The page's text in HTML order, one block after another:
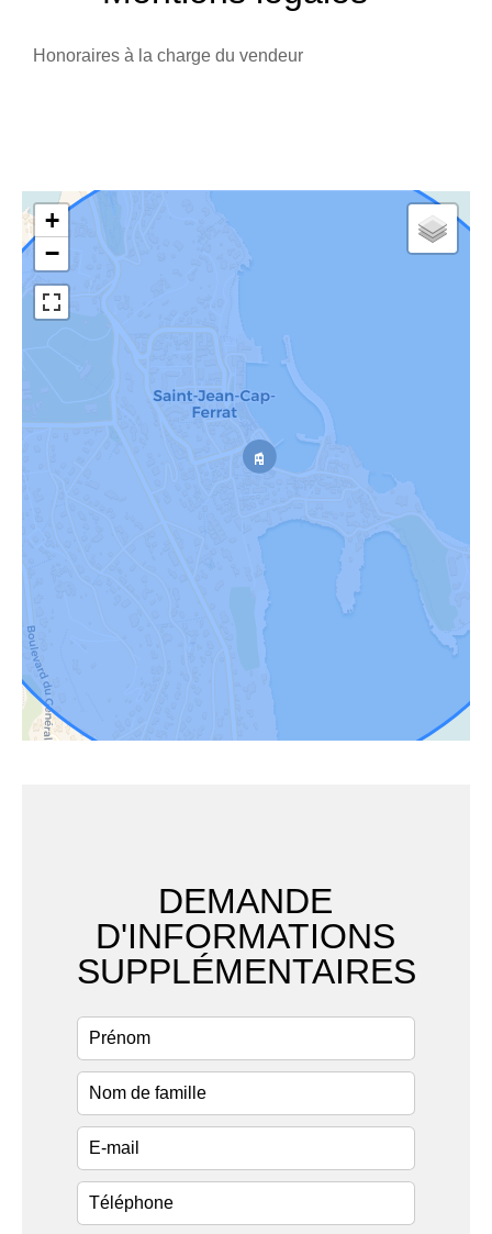
Honoraires à la charge du vendeur
+
−
DEMANDE
D'INFORMATIONS
SUPPLÉMENTAIRES